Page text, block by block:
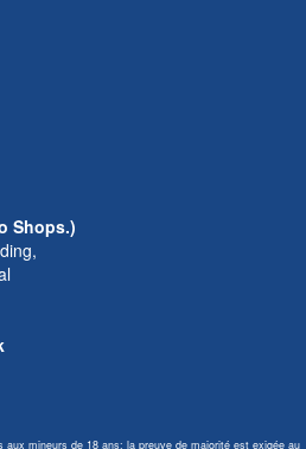
Shops.)
mineurs de 18 ans; la preuve de majorité est exigée au